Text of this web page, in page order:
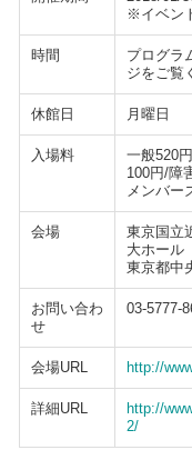
※イベン
時間
プログラ
ジをご覧
休館日 月曜日
入場料
一般520
100円/障
メンバー
会場
東京国立
大ホール
東京都中
お問い合わ
せ
03-5777-
会場URL http://
詳細URL
http://
2/